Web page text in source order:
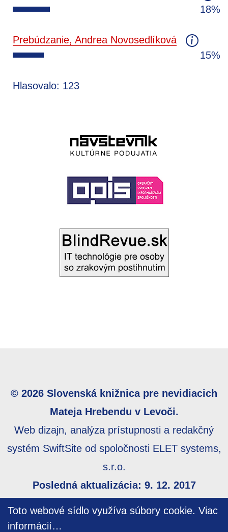
Toto webové sídlo využíva súbory cookie. Viac
informácií…
18%
Prebúdzanie, Andrea Novosedlíková
15%
Hlasovalo: 123
© 2026 Slovenská knižnica pre nevidiacich
Mateja Hrebendu v Levoči.
Web dizajn, analýza prístupnosti a redakčný
systém SwiftSite od spoločnosti ELET systems,
s.r.o.
Posledná aktualizácia: 9. 12. 2017
prístupnosti